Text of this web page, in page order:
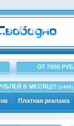
ОТ 7000
В МЕСЯЦ!!! (1466)
Платная реклама